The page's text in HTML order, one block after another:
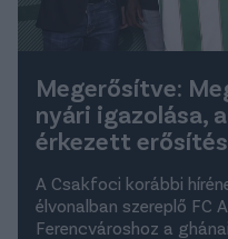
Megerősítve:
nyári igazolása,
érkezett
A Csakfoci korábbi
élvonalban szereplő FC
Ferencvároshoz a